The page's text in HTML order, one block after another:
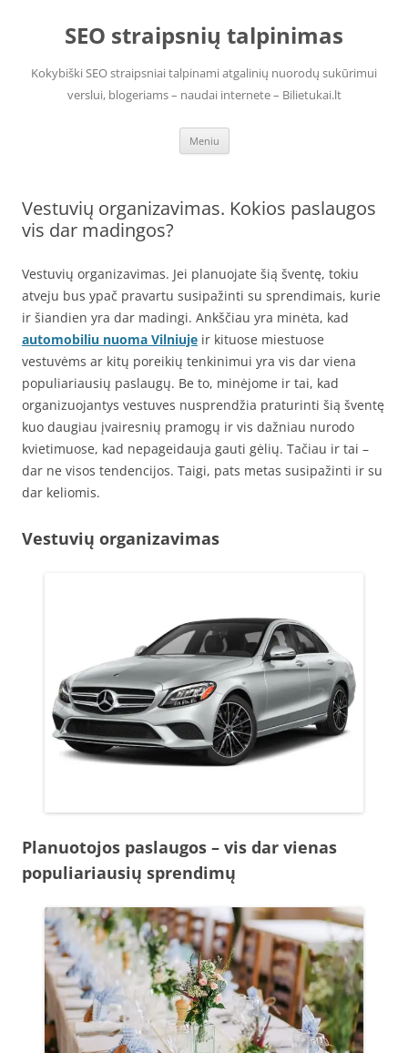
SEO straipsnių talpinimas
Kokybiški SEO straipsniai talpinami atgalinių nuorodų sukūrimui
verslui, blogeriams – naudai internete – Bilietukai.lt
Meniu
Vestuvių organizavimas. Kokios paslaugos
vis dar madingos?
Vestuvių organizavimas. Jei planuojate šią šventę, tokiu
atveju bus ypač pravartu susipažinti su sprendimais, kurie
ir šiandien yra dar madingi. Ankščiau yra minėta, kad
automobiliu nuoma Vilniuje ir kituose miestuose
vestuvėms ar kitų poreikių tenkinimui yra vis dar viena
populiariausių paslaugų. Be to, minėjome ir tai, kad
organizuojantys vestuves nusprendžia praturinti šią šventę
kuo daugiau įvairesnių pramogų ir vis dažniau nurodo
kvietimuose, kad nepageidauja gauti gėlių. Tačiau ir tai –
dar ne visos tendencijos. Taigi, pats metas susipažinti ir su
dar keliomis.
Vestuvių organizavimas
Planuotojos paslaugos – vis dar vienas
populiariausių sprendimų